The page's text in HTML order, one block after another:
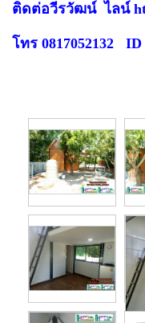
ติดต่อวีรวัฒน์ ไลน์
โทร 0817052132